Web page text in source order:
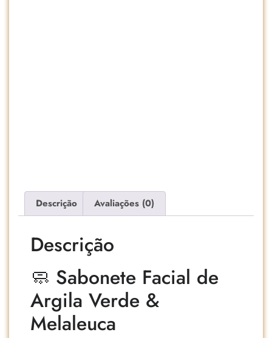
Descrição Avaliações (0)
Descrição
🧼 Sabonete Facial de
Argila Verde &
Melaleuca